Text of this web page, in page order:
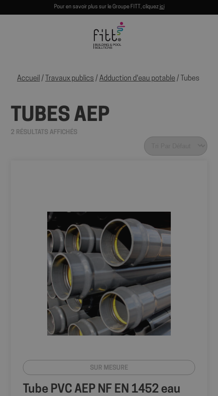
Pour en savoir plus sur le Groupe FITT, cliquezici
Accueil / Travaux publics / Adduction d'eau potable / Tubes AEP
TUBES AEP
2 RÉSULTATS AFFICHÉS
SUR MESURE
Tube PVC AEP NF EN 1452 eau